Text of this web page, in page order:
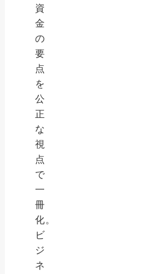
資
金
の
要
点
を
公
正
な
視
点
で
一
冊
化。
ビ
ジ
ネ